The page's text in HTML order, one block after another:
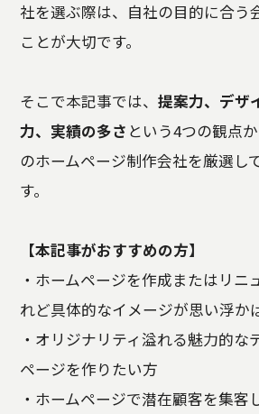
社を選ぶ際は、自社の目的に合う
ことが大切です。
そこで本記事では、提案力、デザ
力、実績の多さ という4つの観点
のホームページ制作会社を厳選し
す。
【本記事がおすすめの方】
・ホームページを作成またはリニ
れど具体的なイメージが思い浮か
・オリジナリティ溢れる魅力的な
ページを作りたい方
・ホームページで潜在顧客を集客